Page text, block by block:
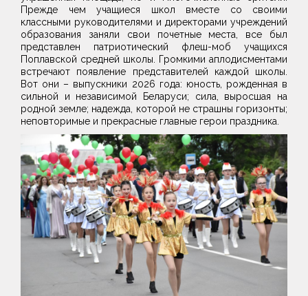
Прежде чем учащиеся школ вместе со своими
классными руководителями и директорами учреждений
образования заняли свои почетные места, все был
представлен патриотический флеш-моб учащихся
Поплавской средней школы. Громкими аплодисментами
встречают появление представителей каждой школы.
Вот они – выпускники 2026 года: юность, рожденная в
сильной и независимой Беларуси; сила, выросшая на
родной земле; надежда, которой не страшны горизонты;
неповторимые и прекрасные главные герои праздника.